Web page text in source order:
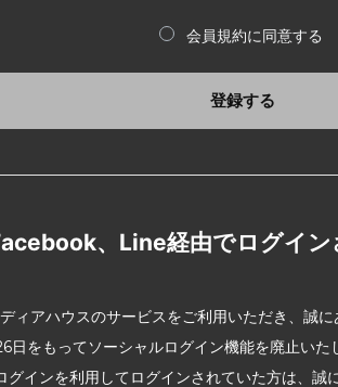
会員規約に同意する
登録する
、Line経由でログイ
ィアハウスのサービスをご利用いただき、誠に
日をもってソーシャルログイン機能を廃止いた
グインを利用してログインされていた方は、誠